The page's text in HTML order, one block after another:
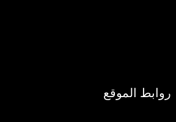
روابط الموقع